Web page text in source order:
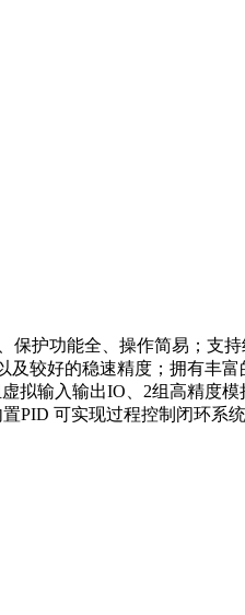
护功能全、操作简易；支
较好的稳速精度；拥有丰
拟输入输出IO、2组高精度
PID 可实现过程控制闭环系统